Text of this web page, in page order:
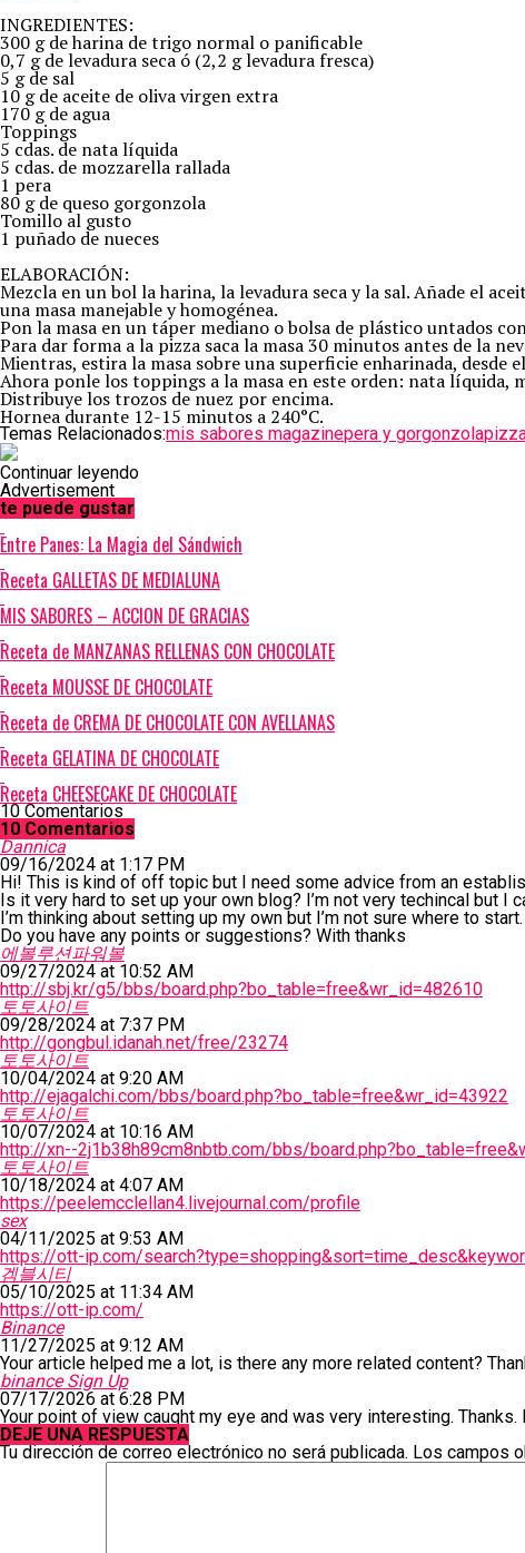
INGREDIENTES:
300 g de harina de trigo normal o panificable
0,7 g de levadura seca ó (2,2 g levadura fresca)
5 g de sal
10 g de aceite de oliva virgen extra
170 g de agua
Toppings
5 cdas. de nata líquida
5 cdas. de mozzarella rallada
1 pera
80 g de queso gorgonzola
Tomillo al gusto
1 puñado de nueces
ELABORACIÓN:
Mezcla en un bol la harina, la levadura seca y la sal. Añade el
una masa manejable y homogénea.
Pon la masa en un táper mediano o bolsa de plástico untados
Para dar forma a la pizza saca la masa 30 minutos antes de la
Mientras, estira la masa sobre una superficie enharinada,
Ahora ponle los toppings a la masa en este orden: nata líquida,
Distribuye los trozos de nuez por encima.
Hornea durante 12-15 minutos a 240°C.
Temas Relacionados:mis sabores magazinepera y gorgonzola
Continuar leyendo
Advertisement
te puede gustar
Entre Panes: La Magia del Sándwich
Receta GALLETAS DE MEDIALUNA
MIS SABORES – ACCION DE GRACIAS
Receta de MANZANAS RELLENAS CON CHOCOLATE
Receta MOUSSE DE CHOCOLATE
Receta de CREMA DE CHOCOLATE CON AVELLANAS
Receta GELATINA DE CHOCOLATE
Receta CHEESECAKE DE CHOCOLATE
10 Comentarios
10 Comentarios
Dannica
09/16/2024 at 1:17 PM
Hi! This is kind of off topic but I need some advice from an
Is it very hard to set up your own blog? I’m not very techincal but I
I’m thinking about setting up my own but I’m not sure where to start.
Do you have any points or suggestions? With thanks
에볼루션파워볼
09/27/2024 at 10:52 AM
http://sbj.kr/g5/bbs/board.php?bo_table=free&wr_id=482610
토토사이트
09/28/2024 at 7:37 PM
http://gongbul.idanah.net/free/23274
토토사이트
10/04/2024 at 9:20 AM
http://ejagalchi.com/bbs/board.php?bo_table=free&wr_id=43922
토토사이트
10/07/2024 at 10:16 AM
http://xn--2j1b38h89cm8nbtb.com/bbs/
토토사이트
10/18/2024 at 4:07 AM
https://peelemcclellan4.livejournal.com/profile
sex
04/11/2025 at 9:53 AM
https://ott-ip.com/
겜블시티
05/10/2025 at 11:34 AM
https://ott-ip.com/
Binance
11/27/2025 at 9:12 AM
Your article helped me a lot, is there any more related content?
binance Sign Up
07/17/2026 at 6:28 PM
Your point of view caught my eye and was very interesting. Thanks.
DEJE UNA RESPUESTA
Tu dirección de correo electrónico no será publicada. Los campos